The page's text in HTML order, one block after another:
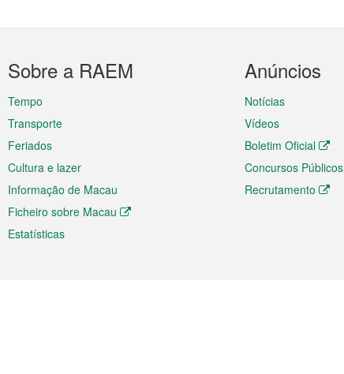
Sobre a RAEM
Tempo
Transporte
Feriados
Cultura e lazer
Informação de Macau
Ficheiro sobre Macau
Estatísticas
Anúncios
Notícias
Vídeos
Boletim Oficial
Concursos Públicos
Recrutamento